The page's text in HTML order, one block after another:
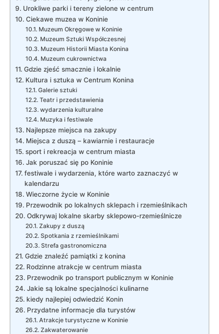
Urokliwe parki i ‍tereny zielone w‌ centrum
Ciekawe muzea w ​Koninie
Muzeum Okręgowe w Koninie
Muzeum Sztuki Współczesnej
Muzeum Historii Miasta Konina
Muzeum cukrownictwa
Gdzie zjeść ⁤smacznie ‌i lokalnie
Kultura i sztuka w Centrum Konina
Galerie sztuki
Teatr ‌i przedstawienia
wydarzenia kulturalne
Muzyka ⁣i festiwale
Najlepsze‌ miejsca na zakupy
Miejsca z duszą – kawiarnie i restauracje
sport i ⁤rekreacja w centrum miasta
Jak poruszać się po Koninie
festiwale i​ wydarzenia,⁣ które warto zaznaczyć w
kalendarzu
Wieczorne ‍życie w Koninie
Przewodnik po lokalnych sklepach i⁢ rzemieślnikach
Odkrywaj lokalne⁣ skarby⁣ sklepowo-rzemieślnicze
Zakupy ⁤z duszą
Spotkania⁢ z rzemieślnikami
Strefa gastronomiczna
Gdzie znaleźć pamiątki z‌ konina
Rodzinne atrakcje ⁣w centrum miasta
Przewodnik⁣ po ⁤transport publicznym​ w Koninie
Jakie⁢ są lokalne‍ specjalności kulinarne
kiedy⁢ najlepiej odwiedzić Konin
Przydatne ⁤informacje dla turystów
Atrakcje turystyczne w ‌Koninie
Zakwaterowanie